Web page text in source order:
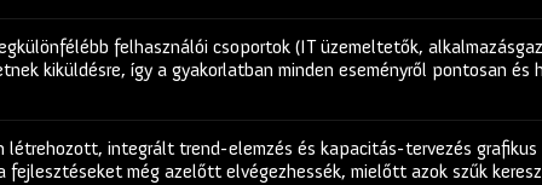
felhasználói csoportok (IT üzemeltetők,
kiküldésre, így a gyakorlatban minden eseményről pontosan
integrált trend-elemzés és kapacitás-tervezés
fejlesztéseket még azelőtt elvégezhessék, mielőtt azok szűk